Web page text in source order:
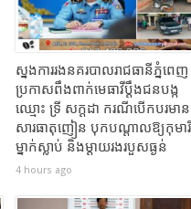
ស្នងការរងនគរបាលរាជធានីភ្នំពេញ
ប្រកាសពឹងពាក់មេធាវីប្តឹងជនបង្ក
ឈ្មោះ ទ្រី សក្ដដា ករណីបើកបរមាន
សារធាតុញៀន បុកបណ្តាលឱ្យកុមារី
ម្នាក់ស្លាប់ និងម្តាយរងរបួសធ្ងន់
4 hours ago